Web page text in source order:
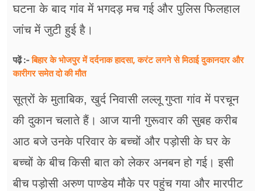
घटना के बाद गांव में भगदड़ मच गई और पुलिस फिलहाल
जांच में जुटी हुई है।
पढ़ें :-बिहार के भोजपुर में दर्दनाक हादसा, करंट लगने से मिठाई दुकानदार और
कारीगर समेत दो की मौत
सूत्रों के मुताबिक, खुर्द निवासी लल्लू गुप्ता गांव में परचून
की दुकान चलाते हैं। आज यानी गुरूवार की सुबह करीब
आठ बजे उनके परिवार के बच्चों और पड़ोसी के घर के
बच्चों के बीच किसी बात को लेकर अनबन हो गई। इसी
बीच पड़ोसी अरुण पाण्डेय मौके पर पहुंच गया और मारपीट